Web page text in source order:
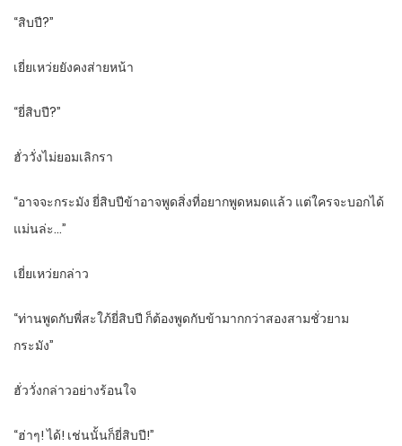
“สิบปี?”
เยี่ยเหว่ยยังคงส่ายหน้า
“ยี่สิบปี?”
ฮั่ววั่งไม่ยอมเลิกรา
“อาจจะกระมัง ยี่สิบปีข้าอาจพูดสิ่งที่อยากพูดหมดแล้ว แต่ใครจะบอกได้
แม่นล่ะ…”
เยี่ยเหว่ยกล่าว
“ท่านพูดกับพี่สะใภ้ยี่สิบปี ก็ต้องพูดกับข้ามากกว่าสองสามชั่วยาม
กระมัง”
ฮั่ววั่งกล่าวอย่างร้อนใจ
“ฮ่าๆ! ได้! เช่นนั้นก็ยี่สิบปี!”